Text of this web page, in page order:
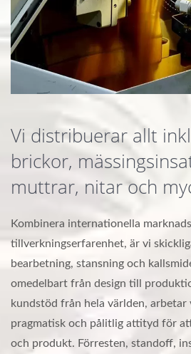
Vi distribuerar allt
brickor,
muttrar, nitar och
Kombinera internationella
tillverkningserfarenhet, är vi
bearbetning, stansning och
omedelbart från design till
kundstöd från hela världen,
pragmatisk och pålitlig attityd för
och produkt. Förresten, standoff,